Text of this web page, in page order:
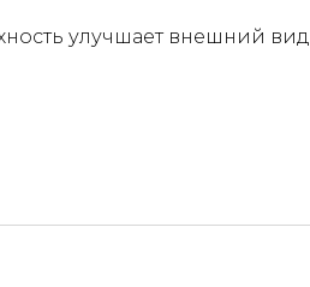
улучшает внешний вид